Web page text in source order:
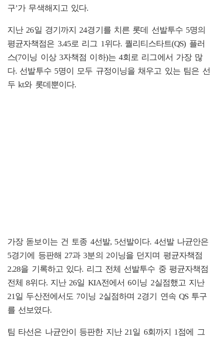
구’가 무색해지고 있다.
지난 26일 경기까지 24경기를 치른 롯데 선발투수 5명의
평균자책점은 3.45로 리그 1위다. 퀄리티스타트(QS) 플러
스(7이닝 이상 3자책점 이하)는 4회로 리그에서 가장 많
다. 선발투수 5명이 모두 규정이닝을 채우고 있는 팀은 선
두 kt와 롯데뿐이다.
가장 돋보이는 건 토종 4선발, 5선발이다. 4선발 나균안은
5경기에 등판해 27과 3분의 2이닝을 던지며 평균자책점
2.28을 기록하고 있다. 리그 전체 선발투수 중 평균자책점
전체 8위다. 지난 26일 KIA전에서 6이닝 2실점했고 지난
21일 두산전에서도 7이닝 2실점하며 2경기 연속 QS 투구
를 선보였다.
팀 타선은 나균안이 등판한 지난 21일 6회까지 1점에 그